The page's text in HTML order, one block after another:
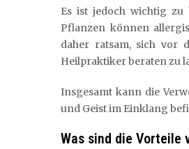
Es ist jedoch wichtig zu
Pflanzen können
daher ratsam, sich vor
Heilpraktiker beraten zu
Insgesamt kann die
und Geist im Einklang
Was sind die Vorteile